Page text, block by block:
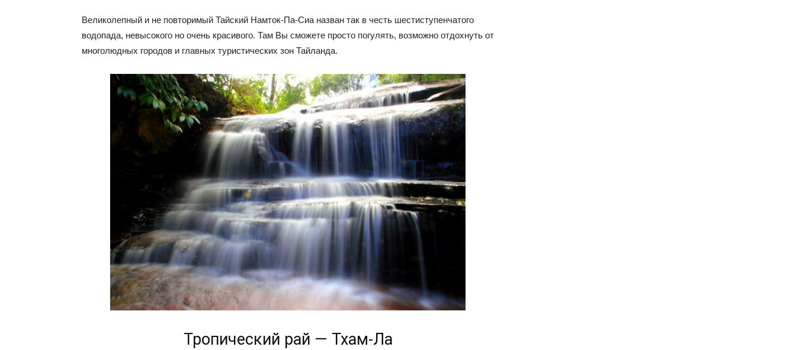
Великолепный и не повторимый Тайский Намток-Па-Сиа назван так в честь шестиступенчатого
водопада, невысокого но очень красивого. Там Вы сможете просто погулять, возможно отдохнуть от
многолюдных городов и главных туристических зон Тайланда.
Тропический рай — Тхам-Ла